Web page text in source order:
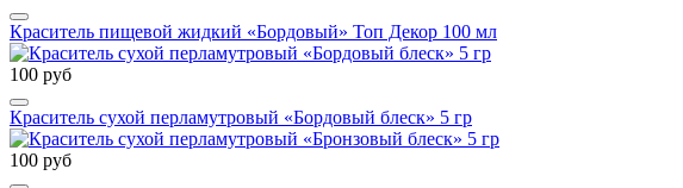
Краситель пищевой жидкий «Бордовый» Топ Декор 100 мл
100 руб
Краситель сухой перламутровый «Бордовый блеск» 5 гр
100 руб